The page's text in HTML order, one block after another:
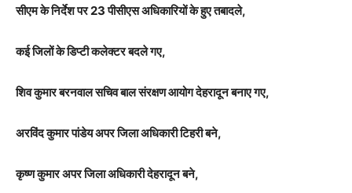
सीएम के निर्देश पर 23 पीसीएस अधिकारियों के हुए तबादले,
कई जिलों के डिप्टी कलेक्टर बदले गए,
शिव कुमार बरनवाल सचिव बाल संरक्षण आयोग देहरादून बनाए गए,
अरविंद कुमार पांडेय अपर जिला अधिकारी टिहरी बने,
कृष्ण कुमार अपर जिला अधिकारी देहरादून बने,